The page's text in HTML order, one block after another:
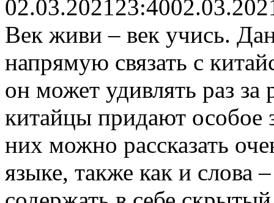
02.03.202123:40
Век живи – век учись.
напрямую связать с
он может удивлять раз
китайцы придают
них можно рассказать
языке, также как и слова